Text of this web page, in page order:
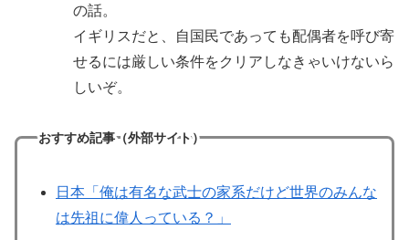
の話。
イギリスだと、自国民であっても配偶者を呼び寄
せるには厳しい条件をクリアしなきゃいけないら
しいぞ。
おすすめ記事（外部サイト）
日本「俺は有名な武士の家系だけど世界のみんな
は先祖に偉人っている？」